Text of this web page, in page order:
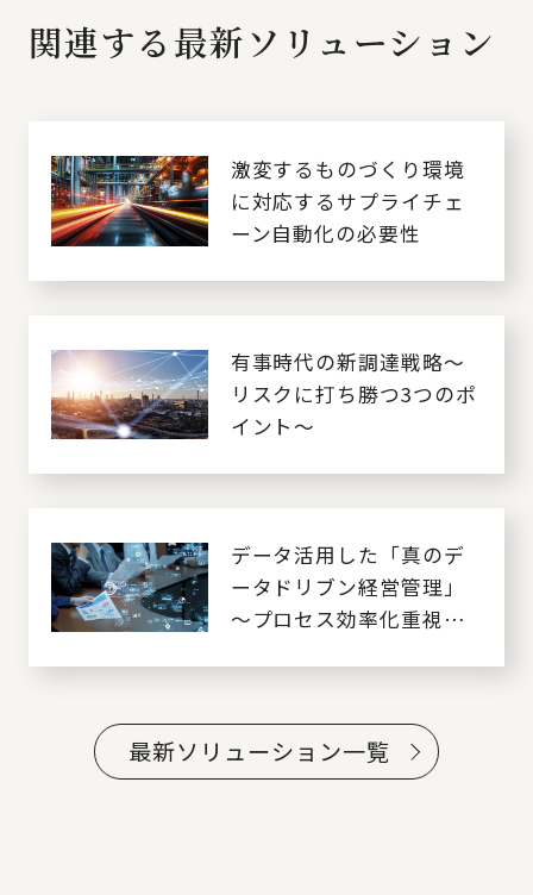
関連する最新ソリューション
激変するものづくり環境
に対応するサプライチェ
ーン自動化の必要性
有事時代の新調達戦略～
リスクに打ち勝つ3つのポ
イント～
データ活用した「真のデ
ータドリブン経営管理」
～プロセス効率化重視か
最新ソリューション一覧